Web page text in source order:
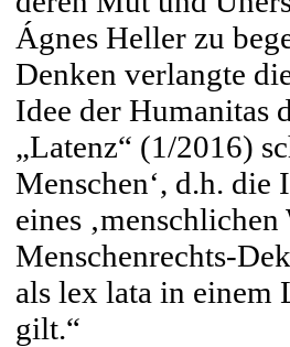
Ágnes Heller zu
Denken verlangte
Idee der Humanitas
„Latenz“ (1/2016)
Menschen‘, d.h.
eines
Menschenrechts-
als lex lata in einem
gilt.“